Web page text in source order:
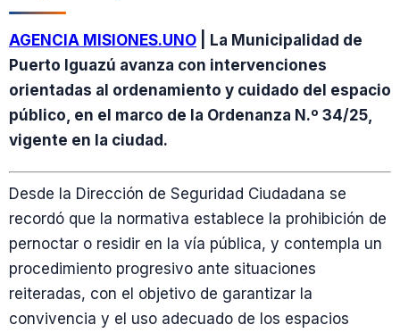
AGENCIA MISIONES.UNO | La Municipalidad de
Puerto Iguazú avanza con intervenciones
orientadas al ordenamiento y cuidado del espacio
público, en el marco de la Ordenanza N.º 34/25,
vigente en la ciudad.
Desde la Dirección de Seguridad Ciudadana se
recordó que la normativa establece la prohibición de
pernoctar o residir en la vía pública, y contempla un
procedimiento progresivo ante situaciones
reiteradas, con el objetivo de garantizar la
convivencia y el uso adecuado de los espacios